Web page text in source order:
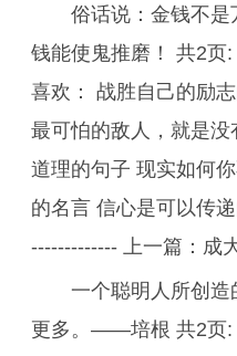
俗话说：金钱不
钱能使鬼推磨！­ 共2页
喜欢： 战胜自己的励
最可怕的敌人，就是
道理的句子 现实如何
的名言 信心是可以传
------------- 上一篇：成
一个聪明人所创
更多。——培根 共2页: